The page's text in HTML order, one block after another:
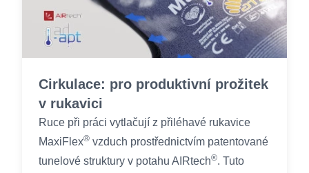
Cirkulace: pro produktivní prožitek
v rukavici
Ruce při práci vytlačují z přiléhavé rukavice
MaxiFlex® vzduch prostřednictvím patentované
tunelové struktury v potahu AIRtech®. Tuto